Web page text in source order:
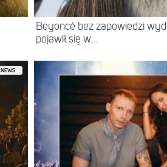
Beyoncé bez zapowiedzi
pojawił się w...
NEWS